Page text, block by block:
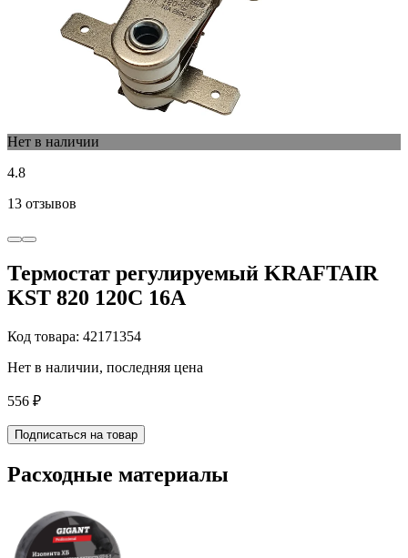
Нет в наличии
4.8
13 отзывов
Термостат регулируемый KRAFTAIR
KST 820 120C 16A
Код товара: 42171354
Нет в наличии, последняя цена
556 ₽
Подписаться на товар
Расходные материалы